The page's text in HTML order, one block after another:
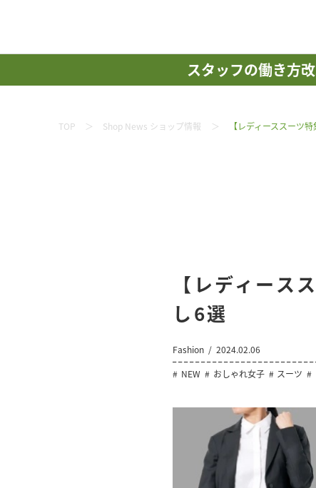
スタッフの働き方
TOP Shop News ショップ情報 【レディーススーツ
【レディース
し6選
Fashion
2024.02.06
NEW
おしゃれ女子 スーツ